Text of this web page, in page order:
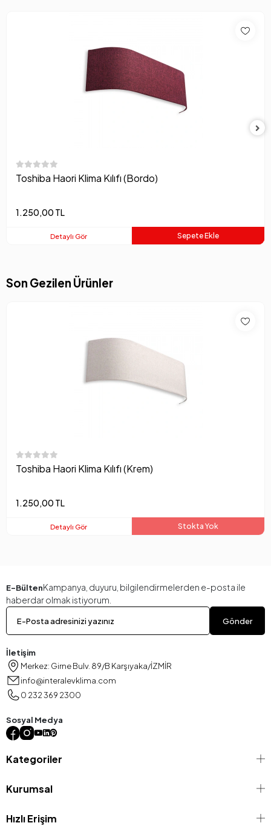
Toshiba Haori Klima Kılıfı (Bordo)
1.250,00 TL
Detaylı Gör Sepete Ekle
Son Gezilen Ürünler
Toshiba Haori Klima Kılıfı (Krem)
1.250,00 TL
Detaylı Gör Stokta Yok
E-BültenKampanya, duyuru, bilgilendirmelerden e-posta ile
haberdar olmak istiyorum.
Gönder
İletişim
Merkez: Girne Bulv. 89/B Karşıyaka/İZMİR
info@interalevklima.com
0 232 369 2300
Sosyal Medya
Kategoriler
Kurumsal
Hızlı Erişim